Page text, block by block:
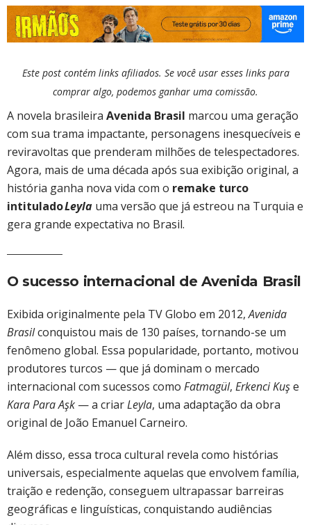
Este post contém links afiliados. Se você usar esses links para
comprar algo, podemos ganhar uma comissão.
A novela brasileira Avenida Brasil marcou uma geração
com sua trama impactante, personagens inesquecíveis e
reviravoltas que prenderam milhões de telespectadores.
Agora, mais de uma década após sua exibição original, a
história ganha nova vida com o remake turco
intituladoLeyla uma versão que já estreou na Turquia e
gera grande expectativa no Brasil.
O sucesso internacional de Avenida Brasil
Exibida originalmente pela TV Globo em 2012,Avenida
Brasilconquistou mais de 130 países, tornando-se um
fenômeno global. Essa popularidade, portanto, motivou
produtores turcos — que já dominam o mercado
internacional com sucessos como Fatmagül, Erkenci Kuşe
Kara Para Aşk — a criarLeyla, uma adaptação da obra
original de João Emanuel Carneiro.
Além disso, essa troca cultural revela como histórias
universais, especialmente aquelas que envolvem família,
traição e redenção, conseguem ultrapassar barreiras
geográficas e linguísticas, conquistando audiências